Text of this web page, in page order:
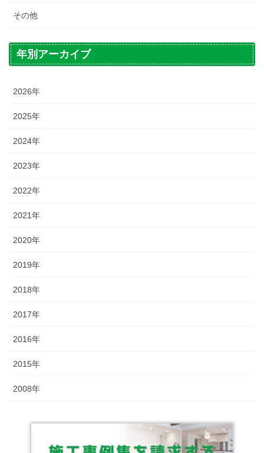
その他
年別アーカイブ
2026年
2025年
2024年
2023年
2022年
2021年
2020年
2019年
2018年
2017年
2016年
2015年
2008年